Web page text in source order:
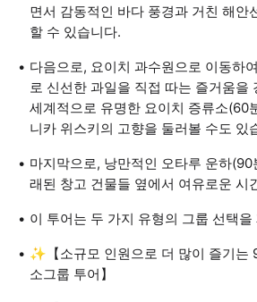
면서 감동적인 바다 풍경과 거친 해안
할 수 있습니다.
다음으로, 요이치 과수원으로 이동하
로 신선한 과일을 직접 따는 즐거움을
세계적으로 유명한 요이치 증류소(60
니카 위스키의 고향을 둘러볼 수도 있
마지막으로, 낭만적인 오타루 운하
래된 창고 건물들 옆에서 여유로운 시
이 투어는 두 가지 유형의 그룹 선택을
✨【소규모 인원으로 더 많이 즐기는
소그룹 투어】